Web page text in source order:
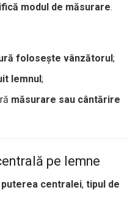
modul de măsurare.
folosește vânzătorul;
lemnul;
măsurare sau cântărire
pe lemne
puterea centralei, tipul de